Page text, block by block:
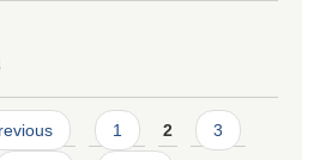
1 2 3